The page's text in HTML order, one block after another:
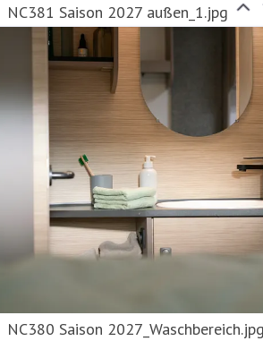
NC381 Saison 2027 außen_1.jpg
NC380 Saison 2027_Waschbereich.jpg